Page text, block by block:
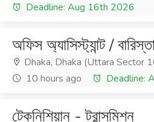
Deadline: Aug 16th 2026
অফিস অ্যাসিস্ট্যান্ট /
Dhaka, Dhaka (Uttara Sector
10 hours ago
Deadline:
টেকনিশিয়ান - ট্রান্সমিশন